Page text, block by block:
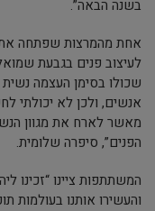
בשנה הבאה”.
אחת מהמרצות שפתחה את
לעיצוב פנים בגבעת
שכולו בסימן העצמה נשית
אנשים, ולכן לא יכולתי
מאשר לארח את מגוון
הפנים”, סיפרה שלומית.
המשתתפות ציינו “זכינו
והעשירו אותנו בעולמות